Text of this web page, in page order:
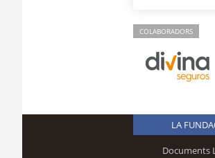
COLABORADORS
LA
Documents